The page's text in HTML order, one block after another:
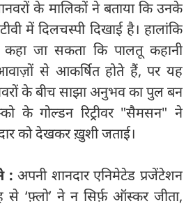
के मालिकों ने बताया कि उनके
में दिलचस्पी दिखाई है। हालांकि
जा सकता कि पालतू कहानी
से आकर्षित होते हैं, पर यह
के बीच साझा अनुभव का पुल बन
के गोल्डन रिट्रीवर "सैमसन" ने
को देखकर ख़ुशी जताई।
:अपनी शानदार एनिमेटेड प्रजेंटेशन
‘फ़्लो’ ने न सिर्फ़ ऑस्कर जीता,